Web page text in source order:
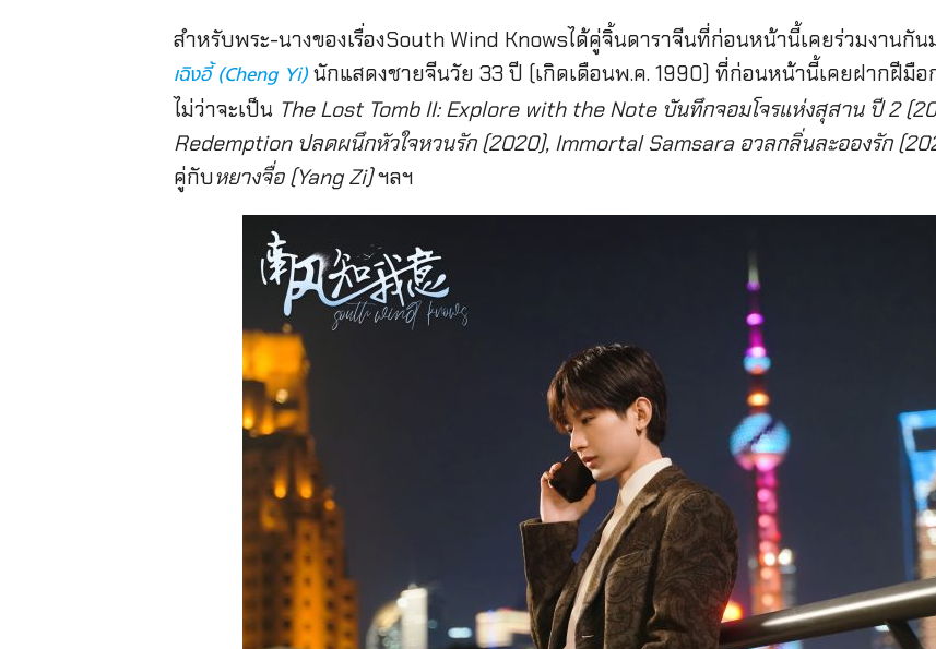
สำหรับพระ-นางของเรื่องSouth Wind Knowsได้คู่จิ้นดาราจีนที่ก่อนหน้านี้เคยร่วมงานกั
เฉิงอี้ (Cheng Yi)นักแสดงชายจีนวัย 33 ปี (เกิดเดือนพ.ค. 1990) ที่ก่อนหน้านี้เคยฝากฝีมือ
ไม่ว่าจะเป็น The Lost Tomb II: Explore with the Note บันทึกจอมโจรแห่งสุสาน ปี 2
Redemption ปลดผนึกหัวใจหวนรัก (2020), Immortal Samsara อวลกลิ่นละอองรัก
คู่กับหยางจื่อ (Yang Zi)ฯลฯ